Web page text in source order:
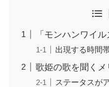
「モンハンワイ
出現する時間
歌姫の歌を聞くメ
ステータスが